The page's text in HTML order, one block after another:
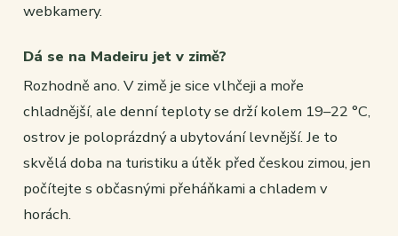
webkamery.
Dá se na Madeiru jet v zimě?
Rozhodně ano. V zimě je sice vlhčeji a moře
chladnější, ale denní teploty se drží kolem 19–22 °C,
ostrov je poloprázdný a ubytování levnější. Je to
skvělá doba na turistiku a útěk před českou zimou, jen
počítejte s občasnými přeháňkami a chladem v
horách.